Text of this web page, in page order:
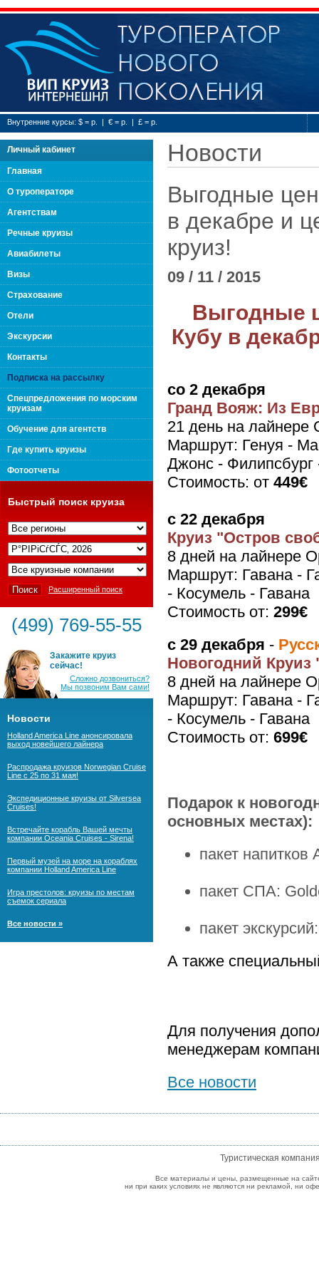
Туроператор нового
поколения "Вип Круиз
Интернешнл"
Внутренние курсы: $ = р. | € = р. | £ = р.
Личный кабинет
Главная
О туроператоре
Агентствам
Речные круизы
Авиабилеты
Визы
Страхование
Отели
Экскурсии
Контакты
Подписка на рассылку
Спецпредложения по морским
круизам
Обучение для агентств
Где купить круизы
Фотоотчеты
Быстрый поиск круиза
Расширенный поиск
(499) 769-55-55
Закажите круиз
сейчас!
Сложно дозвониться?
Мы позвоним Вам сами!
Новости
Holland America Line анонсировала
выход новейшего лайнера
Распродажа круизов Norwegian Cruise
Line с 25 по 31 мая!
Экспедиционные круизы от Silversea
Cruises!
Встречайте корабль Вашей мечты
компании Oceania Cruises - Sirena!
Первый музей на море на кораблях
компании Holland America Line
Игра престолов: круизы по местам
съемок сериала
Все новости »
Новости
Выгодные
в декабре и
круиз!
09 / 11 / 2015
Выгодные
Кубу в
со 2 декабря
Гранд Вояж: Из
21 день на лайнере
Маршрут: Генуя -
Джонс - Филипсбург
Стоимость: от 449€
с 22 декабря
Круиз "Остров
8 дней на лайнере
Маршрут: Гавана -
- Косумель - Гавана
Стоимость от: 299€
с 29 декабря -
Новогодний
8 дней на лайнере
Маршрут: Гавана -
- Косумель - Гавана
Стоимость от: 699€
Подарок к
основных местах):
пакет
пакет СПА:
пакет
А также
Для получения
менеджерам
Все новости
Туристическая
Все материалы и цены, размещенные на
ни при каких условиях не являются ни рекламой, ни